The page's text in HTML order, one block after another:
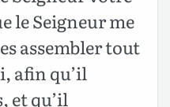
le Seigneur me
assembler tout
afin qu’il
et qu’il